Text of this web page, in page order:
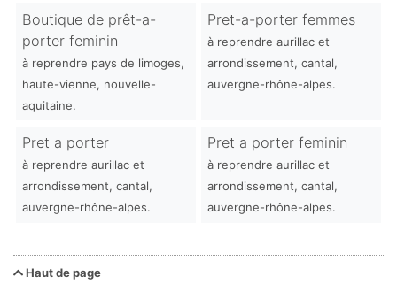
Boutique de prêt-a-
porter feminin
à reprendre pays de limoges,
haute-vienne, nouvelle-
aquitaine.
Pret-a-porter femmes
à reprendre aurillac et
arrondissement, cantal,
auvergne-rhône-alpes.
Pret a porter
à reprendre aurillac et
arrondissement, cantal,
auvergne-rhône-alpes.
Pret a porter feminin
à reprendre aurillac et
arrondissement, cantal,
auvergne-rhône-alpes.
Haut de page